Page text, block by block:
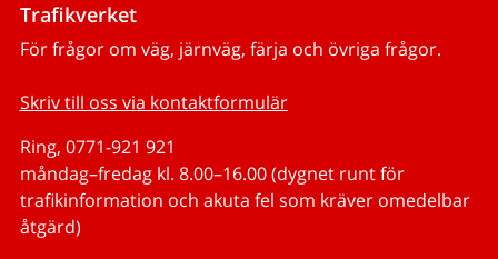
Trafikverket
För frågor om väg, järnväg, färja och övriga frågor.
Skriv till oss via kontaktformulär
Ring, 0771-921 921
måndag–fredag kl. 8.00–16.00 (dygnet runt för
trafikinformation och akuta fel som kräver omedelbar
åtgärd)